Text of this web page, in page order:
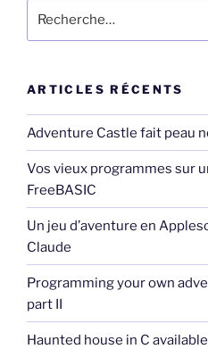
pour
ARTICLES RÉCENTS
Adventure Castle fait peau
Vos vieux programmes sur
FreeBASIC
Un jeu d’aventure en
Claude
Programming your own
part II
Haunted house in C